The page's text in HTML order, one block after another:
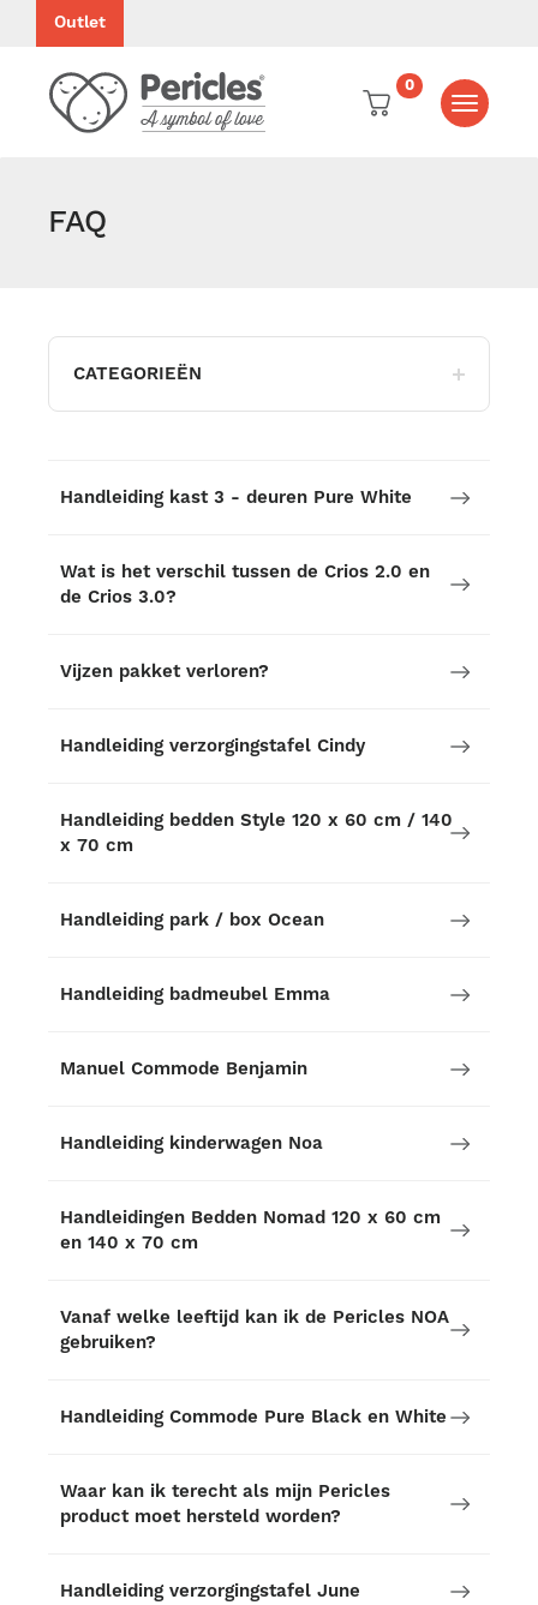
Outlet
0
Toggle
FAQ
CATEGORIEËN
Handleiding kast 3 - deuren Pure White
Wat is het verschil tussen de Crios 2.0 en
de Crios 3.0?
Vijzen pakket verloren?
Handleiding verzorgingstafel Cindy
Handleiding bedden Style 120 x 60 cm / 140
x 70 cm
Handleiding park / box Ocean
Handleiding badmeubel Emma
Manuel Commode Benjamin
Handleiding kinderwagen Noa
Handleidingen Bedden Nomad 120 x 60 cm
en 140 x 70 cm
Vanaf welke leeftijd kan ik de Pericles NOA
gebruiken?
Handleiding Commode Pure Black en White
Waar kan ik terecht als mijn Pericles
product moet hersteld worden?
Handleiding verzorgingstafel June